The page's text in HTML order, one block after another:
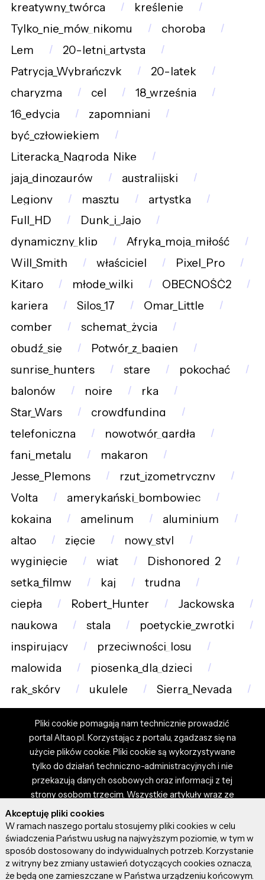
kreatywny_twórca
kreślenie
Tylko_nie_mów_nikomu
choroba
Lem
20-letni_artysta
Patrycja_Wybrańczyk
20-latek
charyzma
cel
18_września
16_edycja
zapomniani
być_człowiekiem
Literacka_Nagroda_Nike
jaja_dinozaurów
australijski
Legiony
masztu
artystka
Full_HD
Dunk_i_Jajo
dynamiczny_klip
Afryka_moja_miłość
Will_Smith
właściciel
Pixel_Pro
Kitaro
młode_wilki
OBECNOŚĆ2
kariera
Silos_17
Omar_Little
comber
schemat_życia
obudź_się
Potwór_z_bagien
sunrise_hunters
stare
pokochać
balonów
noire
rka
Star_Wars
crowdfunding
telefoniczna
nowotwór_gardła
fani_metalu
makaron
Jesse_Plemons
rzut_izometryczny
Volta
amerykański_bombowiec
kokaina
amelinum
aluminium
altao
zięcie
nowy_styl
wyginięcie
wiat
Dishonored_2
setka_filmw
kaj
trudna
ciepła
Robert_Hunter
Jackowska
naukowa
stala
poetyckie_zwrotki
inspirujący
przeciwności_losu
malowida
piosenka_dla_dzieci
rak_skóry
ukulele Sierra_Nevada
Pliki cookie pomagają nam technicznie prowadzić
portal Altao.pl. Korzystając z portalu, zgadzasz się na
użycie plików cookie. Pliki cookie są wykorzystywane
tylko do działań techniczno-administracyjnych i nie
przekazują danych osobowych oraz informacji z tej
strony osobom trzecim. Wszystkie artykuły wraz ze
zdjęciami i materiałami dostępnymi na portalu są
własnością użytkowników. Administrator i właściciel
portalu nie ponosi odpowiedzialności za tresci
prezentowane przez autorów artykułów. Dodając
artykuł, zgadzasz się z regulaminem portalu oraz
Akceptuję pliki cookies
W ramach naszego portalu stosujemy pliki cookies w celu
świadczenia Państwu usług na najwyższym poziomie, w tym w
sposób dostosowany do indywidualnych potrzeb. Korzystanie
z witryny bez zmiany ustawień dotyczących cookies oznacza,
że będą one zamieszczane w Państwa urządzeniu końcowym.